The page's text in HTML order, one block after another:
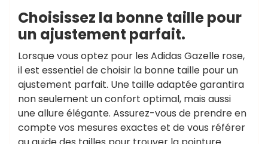
Choisissez la bonne taille pour
un ajustement parfait.
Lorsque vous optez pour les Adidas Gazelle rose,
il est essentiel de choisir la bonne taille pour un
ajustement parfait. Une taille adaptée garantira
non seulement un confort optimal, mais aussi
une allure élégante. Assurez-vous de prendre en
compte vos mesures exactes et de vous référer